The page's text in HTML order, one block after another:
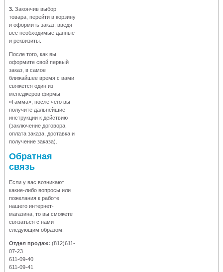
3. Закончив выбор
товара, перейти в корзину
и оформить заказ, введя
все необходимые данные
и реквизиты.
После того, как вы
оформите свой первый
заказ, в самое
ближайшее время с вами
свяжется один из
менеджеров фирмы
«Гамма», после чего вы
получите дальнейшие
инструкции к действию
(заключение договора,
оплата заказа, доставка и
получение заказа).
Обратная
связь
Если у вас возникают
какие-либо вопросы или
пожелания к работе
нашего интернет-
магазина, то вы сможете
связаться с нами
следующим образом:
Отдел продаж: (812)611-
07-23
611-09-40
611-09-41